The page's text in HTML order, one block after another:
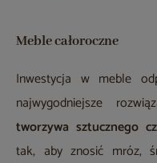
Meble całoroczne
Inwestycja w meble
najwygodniejsze
tworzywa sztucznego
tak, aby znosić mróz,